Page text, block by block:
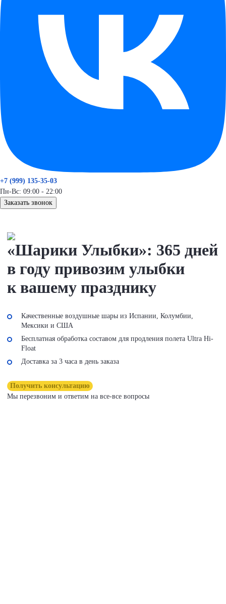
+7 (999) 135-35-03
Пн-Вс: 09:00 - 22:00
Заказать звонок
«Шарики Улыбки»: 365 дней
в году привозим улыбки
к вашему празднику
Качественные воздушные шары из Испании, Колумбии,
Мексики и США
Бесплатная обработка составом для продления полета Ultra Hi-
Float
Доставка за 3 часа в день заказа
Получить консультацию
Мы перезвоним и ответим на все-все вопросы